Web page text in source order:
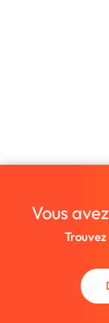
Vous